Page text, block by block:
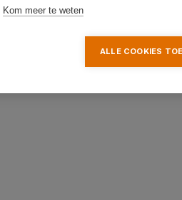
te werken binnen één
Kom meer te weten
ALLE COOKIES